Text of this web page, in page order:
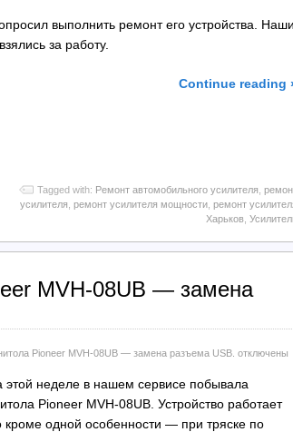
выполнить ремонт его устройства.
за работу.
Continue reading
Tagged with: Ремонт автомобильного усилителя
усилителя ремонт усилителя мощности ремонт
Харьков
MVH-08UB — замена
Pioneer MVH-08UB — замена разъема USB. отключены
этой неделе в нашем сервисе побывала
Pioneer MVH-08UB. Устройство работает
кроме одной особенности — при тряске по